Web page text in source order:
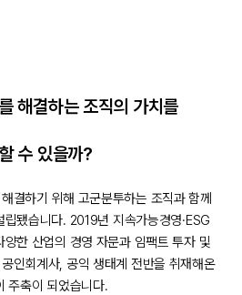
해결하는 조직의 가치를
수 있을까?
결하기 위해 고군분투하는 조직과 함께
됐습니다. 2019년 지속가능경영·ESG
한 산업의 경영 자문과 임팩트 투자 및
인회계사, 공익 생태계 전반을 취재해온
주축이 되었습니다.